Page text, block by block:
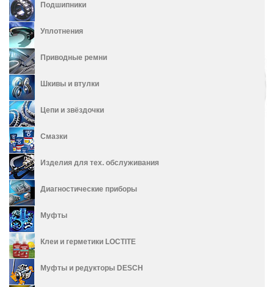
Подшипники
Уплотнения
Приводные ремни
Шкивы и втулки
Цепи и звёздочки
Смазки
Изделия для тех. обслуживания
Диагностические приборы
Муфты
Клеи и герметики LOCTITE
Муфты и редукторы DESCH